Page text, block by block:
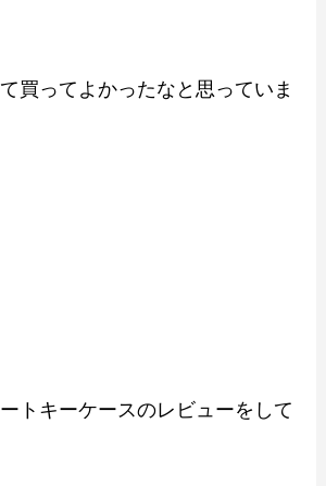
買ってよかったなと思っていま
トキーケースのレビューをして